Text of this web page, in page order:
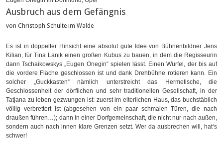
Ausbruch aus dem Gefängnis
von Christoph Schulte im Walde
Es ist in doppelter Hinsicht eine absolut gute Idee von Bühnenbildner Jens
Kilian, für Tina Lanik einen großen Kubus zu bauen, in dem die Regisseurin
dann Tschaikowskys „Eugen Onegin“ spielen lässt. Einen Würfel, der bis auf
die vordere Fläche geschlossen ist und dank Drehbühne rotieren kann. Ein
solcher „Guckkasten“ nämlich unterstreicht das Hermetische, die
Geschlossenheit der dörflichen und sehr traditionellen Gesellschaft, in der
Tatjana zu leben gezwungen ist: zuerst im elterlichen Haus, das buchstäblich
völlig verbrettert ist (abgesehen von ein paar schmalen Türen, die nach
draußen führen…); dann in einer Dorfgemeinschaft, die nicht nur nach außen,
sondern auch nach innen klare Grenzen setzt. Wer da ausbrechen will, hat‘s
schwer!